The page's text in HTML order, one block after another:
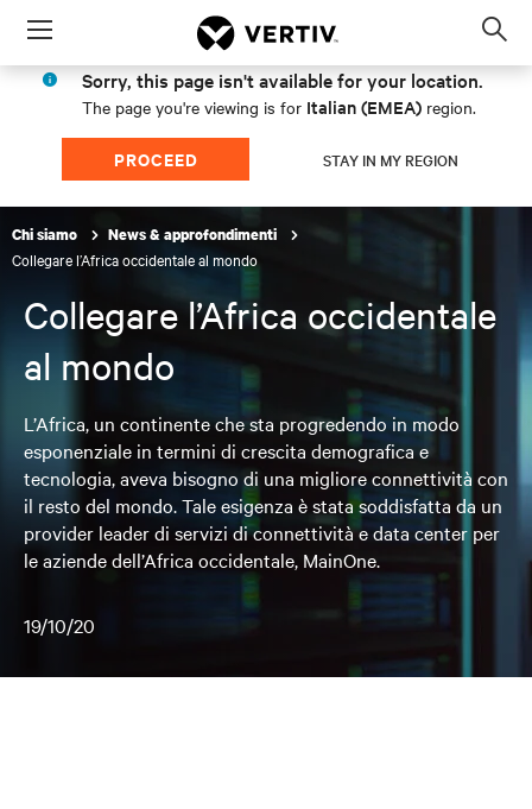
Menu
Sorry, this page isn't available for your location.
The page you're viewing is for Italian (EMEA) region.
PROCEED STAY IN MY REGION
Chi siamo News & approfondimenti
Collegare l’Africa occidentale al mondo
Collegare l’Africa occidentale
al mondo
L’Africa, un continente che sta progredendo in modo
esponenziale in termini di crescita demografica e
tecnologia, aveva bisogno di una migliore connettività con
il resto del mondo. Tale esigenza è stata soddisfatta da un
provider leader di servizi di connettività e data center per
le aziende dell’Africa occidentale, MainOne.
19/10/20